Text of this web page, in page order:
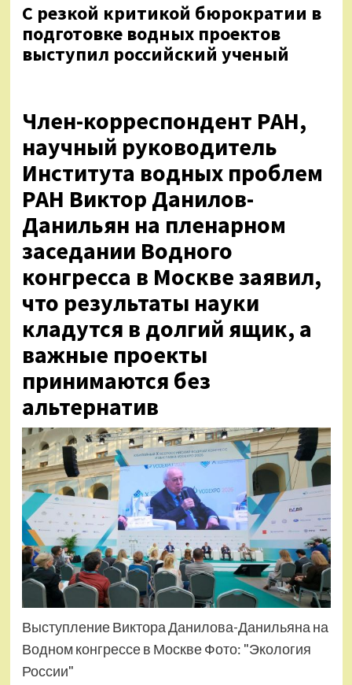
С резкой критикой бюрократии в
подготовке водных проектов
выступил российский ученый
Член-корреспондент РАН,
научный руководитель
Института водных проблем
РАН Виктор Данилов-
Данильян на пленарном
заседании Водного
конгресса в Москве заявил,
что результаты науки
кладутся в долгий ящик, а
важные проекты
принимаются без
альтернатив
Выступление Виктора Данилова-Данильяна на
Водном конгрессе в Москве Фото: "Экология
России"